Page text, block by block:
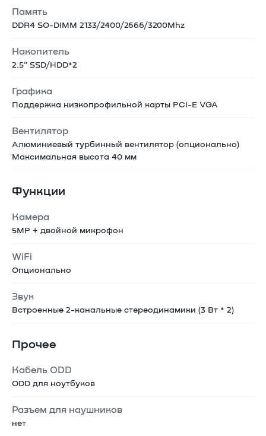
Память
DDR4 SO-DIMM 2133/2400/2666/3200Mhz
Накопитель
2.5" SSD/HDD*2
Графика
Поддержка низкопрофильной карты PCI-E VGA
Вентилятор
Алюминиевый турбинный вентилятор (опционально)
Максимальная высота 40 мм
Функции
Камера
5МP + двойной микрофон
WiFi
Опционально
Звук
Встроенные 2-канальные стереодинамики (3 Вт * 2)
Прочее
Кабель ODD
ODD для ноутбуков
Разъем для наушников
нет